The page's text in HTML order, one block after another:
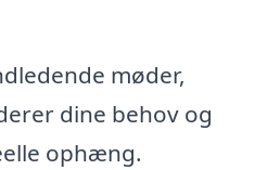
møder,
dine behov og
ophæng.